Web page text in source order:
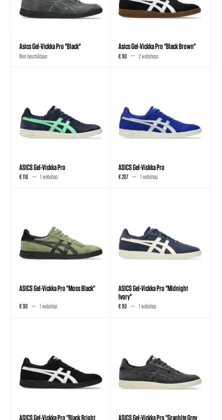
Asics Gel-Vickka Pro "Black"
Niet beschikbaar
Asics Gel-Vickka Pro "Black Brown"
€ 90 2 webshops
ASICS Gel-Vickka Pro
€ 116 1 webshop
ASICS Gel-Vickka Pro
€ 207 1 webshop
ASICS Gel-Vickka Pro "Moss Black"
€ 90 1 webshop
ASICS Gel-Vickka Pro "Midnight
Ivory"
€ 90 1 webshop
ASICS Gel-Vickka Pro "Black Bright
ASICS Gel-Vickka Pro "Graphite Grey